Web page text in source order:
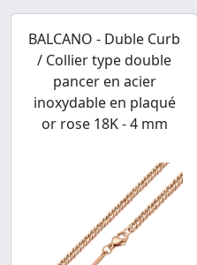
BALCANO - Duble Curb
/ Collier type double
pancer en acier
inoxydable en plaqué
or rose 18K - 4 mm